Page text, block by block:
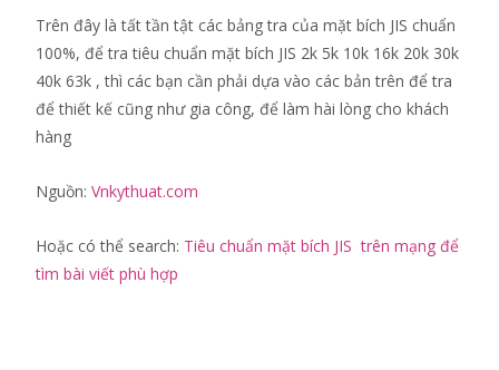
Trên đây là tất tần tật các bảng tra của mặt bích JIS chuẩn
100%, để tra tiêu chuẩn mặt bích JIS 2k 5k 10k 16k 20k 30k
40k 63k , thì các bạn cần phải dựa vào các bản trên để tra
để thiết kế cũng như gia công, để làm hài lòng cho khách
hàng
Nguồn: Vnkythuat.com
Hoặc có thể search: Tiêu chuẩn mặt bích JIS trên mạng để
tìm bài viết phù hợp